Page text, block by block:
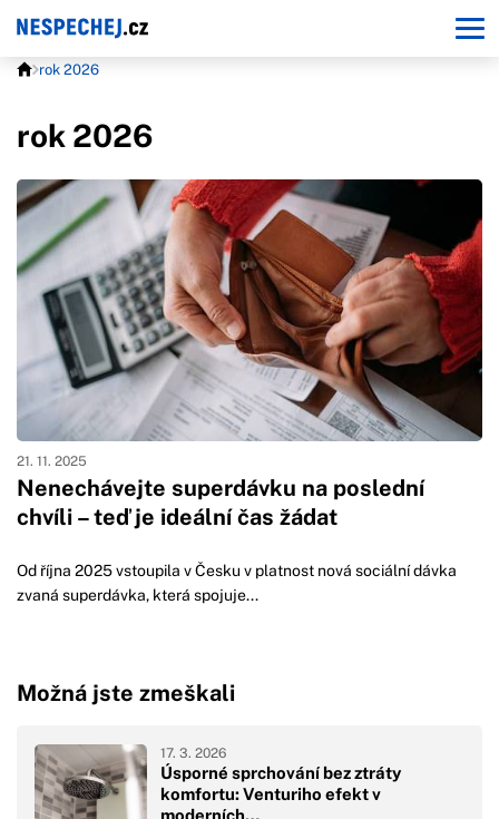
rok 2026
rok 2026
Nenechávejte superdávku na poslední
chvíli – teď je ideální čas žádat
21. 11. 2025
Od října 2025 vstoupila v Česku v platnost nová sociální dávka
zvaná superdávka, která spojuje...
Možná jste zmeškali
Úsporné sprchování bez ztráty
komfortu: Venturiho efekt v
17. 3. 2026